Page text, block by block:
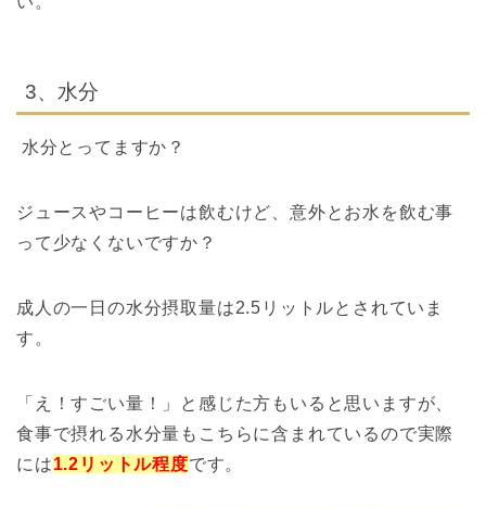
3、水分
水分とってますか？
ジュースやコーヒーは飲むけど、意外とお水を飲む事
って少なくないですか？
成人の一日の水分摂取量は2.5リットルとされていま
す。
「え！すごい量！」と感じた方もいると思いますが、
食事で摂れる水分量もこちらに含まれているので実際
には1.2リットル程度です。